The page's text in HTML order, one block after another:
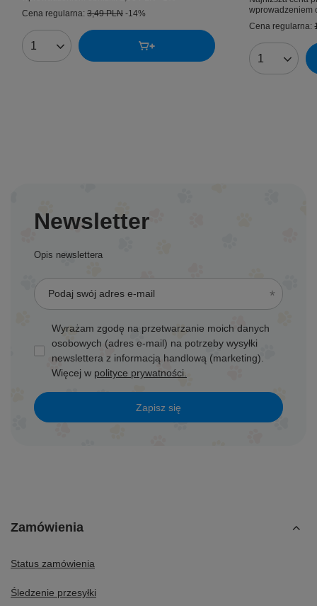
Cena regularna: 3,49 PLN -14%
Ilość produktów
wprowadzeniem
Cena regularna:
Ilość
Newsletter
Opis newslettera
Podaj swój adres e-mail
Wyrażam zgodę na przetwarzanie moich danych
osobowych (adres e-mail) na potrzeby wysyłki
newslettera z informacją handlową (marketing).
Więcej w polityce prywatności.
Zapisz się
Zamówienia
Status zamówienia
Śledzenie przesyłki